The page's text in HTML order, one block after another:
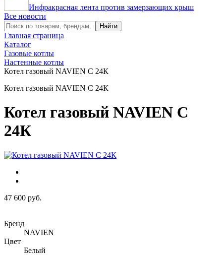
Инфракрасная лента против замерзающих крыш
Все новости
Главная страница
Каталог
Газовые котлы
Настенные котлы
Котел газовый NAVIEN С 24К
Котел газовый NAVIEN С 24К
Котел газовый NAVIEN С
24К
47 600 руб.
Бренд
NAVIEN
Цвет
Белый